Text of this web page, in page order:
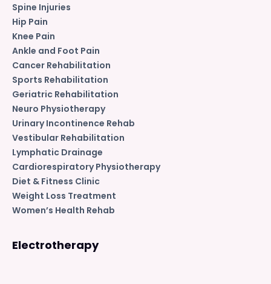
Spine Injuries
Hip Pain
Knee Pain
Ankle and Foot Pain
Cancer Rehabilitation
Sports Rehabilitation
Geriatric Rehabilitation
Neuro Physiotherapy
Urinary Incontinence Rehab
Vestibular Rehabilitation
Lymphatic Drainage
Cardiorespiratory Physiotherapy
Diet & Fitness Clinic
Weight Loss Treatment
Women’s Health Rehab
Electrotherapy